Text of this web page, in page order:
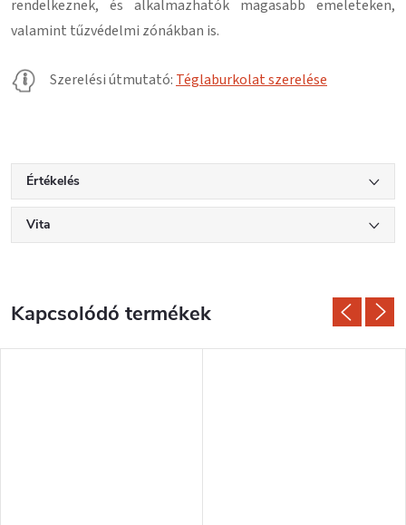
rendelkeznek, és alkalmazhatók magasabb emeleteken,
valamint tűzvédelmi zónákban is.
Szerelési útmutató: Téglaburkolat szerelése
Értékelés
Vita
Kapcsolódó termékek